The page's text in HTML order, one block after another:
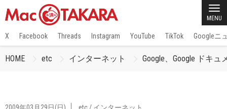
MENU
X Facebook Threads Instagram YouTube TikTok Googleニ
HOME etc インターネット Google、Google ドキ